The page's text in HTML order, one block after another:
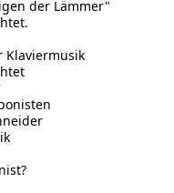
der Lämmer"
Klaviermusik